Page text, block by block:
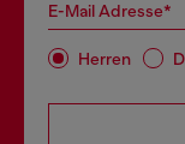
E-Mail Adresse*
Herren